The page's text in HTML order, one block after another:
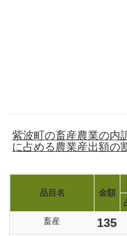
紫波町の畜産農業の内
に占める農業産出額の
品目名 金額
畜産
135